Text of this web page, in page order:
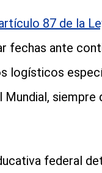
87 de la
fechas ante
logísticos
Mundial,
federal